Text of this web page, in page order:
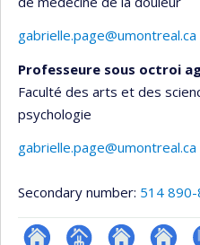
gabrielle.page@umontreal.ca
Professeure sous octroi
Faculté des arts et des
psychologie
gabrielle.page@umontreal.ca
Secondary number: 514